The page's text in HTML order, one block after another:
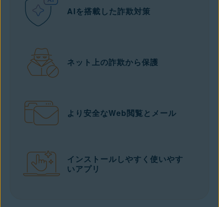
AIを搭載した詐欺対策
ネット上の詐欺から保護
より安全なWeb閲覧とメール
インストールしやすく使いやす
いアプリ